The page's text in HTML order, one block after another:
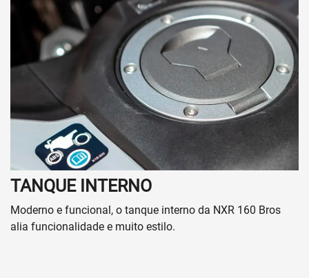
TANQUE INTERNO
Moderno e funcional, o tanque interno da NXR 160 Bros
alia funcionalidade e muito estilo.